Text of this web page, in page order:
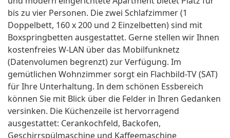
bis zu vier Personen. Die zwei Schlafzimmer (1
Doppelbett, 160 x 200 und 2 Einzelbetten) sind mit
Boxspringbetten ausgestattet. Gerne stellen wir Ihnen
kostenfreies W-LAN über das Mobilfunknetz
(Datenvolumen begrenzt) zur Verfügung. Im
gemütlichen Wohnzimmer sorgt ein Flachbild-TV (SAT)
für Ihre Unterhaltung. In dem schönen Essbereich
können Sie mit Blick über die Felder in Ihren Gedanken
versinken. Die Küchenzeile ist hervorragend
ausgestattet: Cerankochfeld, Backofen,
Geschirrspülmaschine und Kaffeemaschine